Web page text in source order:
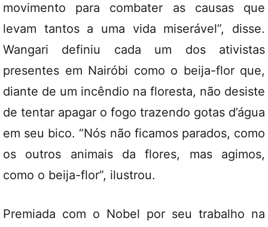
movimento para combater as causas que
levam tantos a uma vida miserável”, disse.
Wangari definiu cada um dos ativistas
presentes em Nairóbi como o beija-flor que,
diante de um incêndio na floresta, não desiste
de tentar apagar o fogo trazendo gotas d’água
em seu bico. “Nós não ficamos parados, como
os outros animais da flores, mas agimos,
como o beija-flor”, ilustrou.
Premiada com o Nobel por seu trabalho na